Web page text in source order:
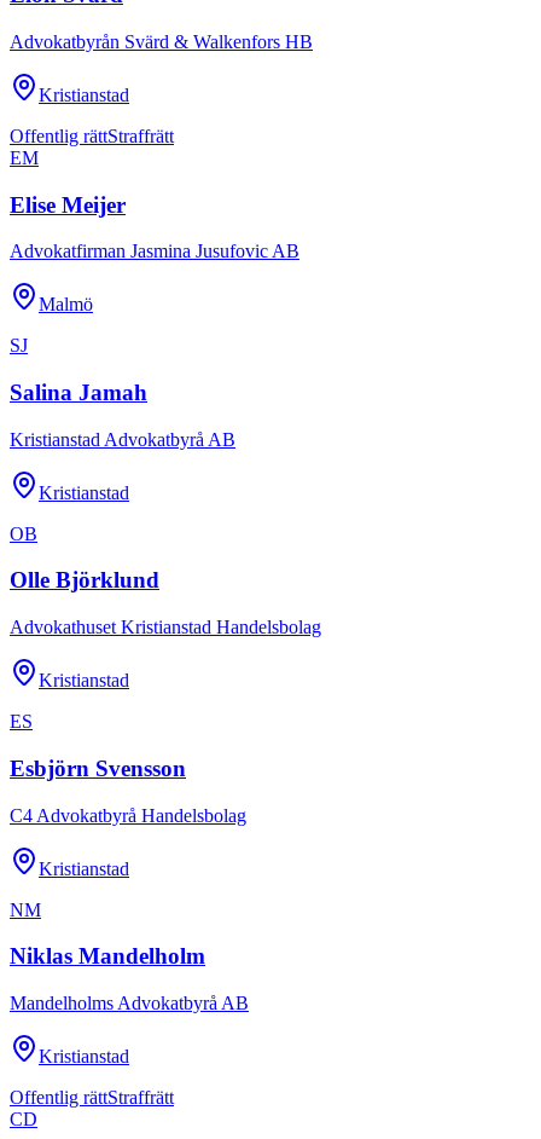
Advokatbyrån Svärd & Walkenfors HB
Kristianstad
Offentlig rättStraffrätt
EM
Elise Meijer
Advokatfirman Jasmina Jusufovic AB
Malmö
SJ
Salina Jamah
Kristianstad Advokatbyrå AB
Kristianstad
OB
Olle Björklund
Advokathuset Kristianstad Handelsbolag
Kristianstad
ES
Esbjörn Svensson
C4 Advokatbyrå Handelsbolag
Kristianstad
NM
Niklas Mandelholm
Mandelholms Advokatbyrå AB
Kristianstad
Offentlig rättStraffrätt
CD